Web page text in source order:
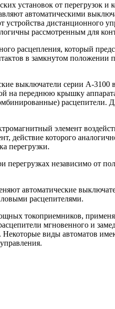
установок от перегрузок
автоматическими
дистанционного
рассмотренным для
расцепления, который
в замкнутом положении
выключатели серии А-
переднюю крышку
расцепители.
элемент
действие которого
перегрузки.
перегрузках независимо от
автоматические
расцепителями.
токоприемников,
мгновенного и
виды автоматов